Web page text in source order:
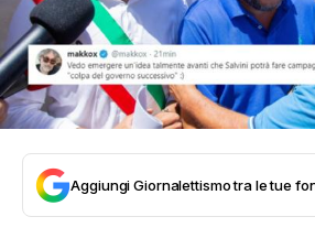
Aggiungi Giornalettismo tra le tue